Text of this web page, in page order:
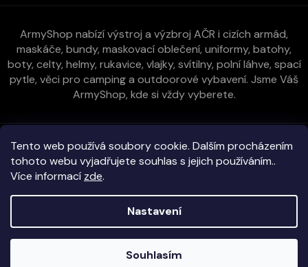
Tento web používá soubory cookie. Dalším procházením
tohoto webu vyjadřujete souhlas s jejich používáním..
Více informací zde.
Nastavení
Souhlasím
Veškeré zboží skladem na prodejně i e-shopu!
ArmyShop nabízí výstroj a výzbroj AČR i cizích armád,
maskáče, bundy, maskovací oblečení, uniformy, batohy,
boty, celty, helmy, rukavice, vlajky, svítilny, polní láhve, spací
pytle, věci pro camping a outdoorové vybavení. Jsme Váš
ArmyShop, kde si vždy vyberete.
Zákaznická péče
Vše o nákupu
E-ArmyShop.cz . Všechna práva vyhrazena.